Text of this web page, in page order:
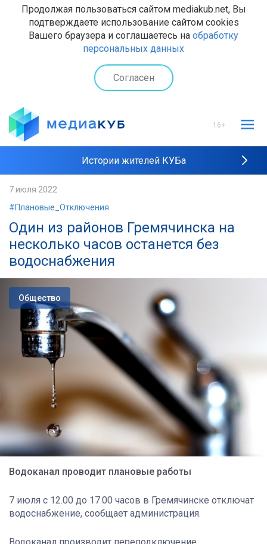
Продолжая пользоваться сайтом mediakub.net, Вы
подтверждаете использование сайтом cookies
Вашего браузера и соглашаетесь на обработку
персональных данных
Согласен
16+
Истории жителей КУБа
7 июля 2022
#Плановые_Отключения
Один из районов Гремячинска на
несколько часов останется без
водоснабжения
Общество
Водоканал проводит плановые работы
7 июля с 12.00 до 17.00 часов в Гремячинске отключат
водоснабжение, сообщает администрация.
Водоканал производит переподключение